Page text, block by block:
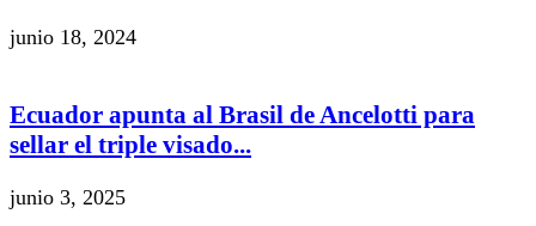
junio 18, 2024
Ecuador apunta al Brasil de Ancelotti para
sellar el triple visado...
junio 3, 2025